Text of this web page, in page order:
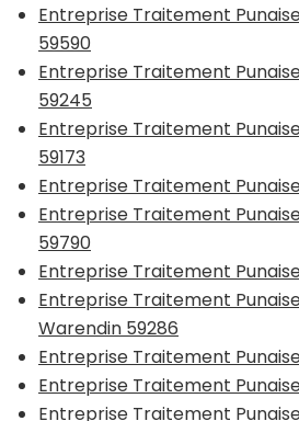
Entreprise Traitement
59590
Entreprise Traitement
59245
Entreprise Traitement
59173
Entreprise Traitement
Entreprise Traitement
59790
Entreprise Traitement
Entreprise Traitement
Warendin 59286
Entreprise Traitement
Entreprise Traitement Punaise
Entreprise Traitement